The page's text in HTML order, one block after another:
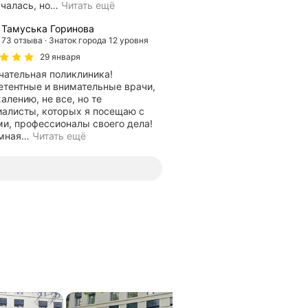
но… Читать ещё
Тамуська Горинова
73 отзыва
Знаток города 12 уровня
29 января
поликлиника!
и внимательные врачи,
не все, но те
которых я посещаю с
профессионалы своего дела!
… Читать ещё